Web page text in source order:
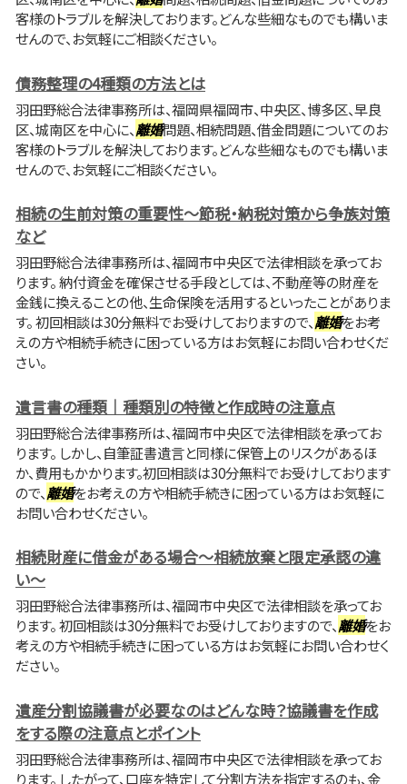
客様のトラブルを解決しております。どんな些細なものでも構いま
せんので、お気軽にご相談ください。
債務整理の4種類の方法とは
羽田野総合法律事務所は、福岡県福岡市、中央区、博多区、早良
区、城南区を中心に、離婚問題、相続問題、借金問題についてのお
客様のトラブルを解決しております。どんな些細なものでも構いま
せんので、お気軽にご相談ください。
相続の生前対策の重要性～節税・納税対策から争族対策
など
羽田野総合法律事務所は、福岡市中央区で法律相談を承ってお
ります。 納付資金を確保させる手段としては、不動産等の財産を
金銭に換えることの他、生命保険を活用するといったことがありま
す。 初回相談は30分無料でお受けしておりますので、離婚をお考
えの方や相続手続きに困っている方はお気軽にお問い合わせくだ
さい。
遺言書の種類｜種類別の特徴と作成時の注意点
羽田野総合法律事務所は、福岡市中央区で法律相談を承ってお
ります。 しかし、自筆証書遺言と同様に保管上のリスクがあるほ
か、費用もかかります。初回相談は30分無料でお受けしております
ので、離婚をお考えの方や相続手続きに困っている方はお気軽に
お問い合わせください。
相続財産に借金がある場合～相続放棄と限定承認の違
い～
羽田野総合法律事務所は、福岡市中央区で法律相談を承ってお
ります。 初回相談は30分無料でお受けしておりますので、離婚をお
考えの方や相続手続きに困っている方はお気軽にお問い合わせく
ださい。
遺産分割協議書が必要なのはどんな時？協議書を作成
をする際の注意点とポイント
羽田野総合法律事務所は、福岡市中央区で法律相談を承ってお
ります。 したがって、口座を特定して分割方法を指定するのも、金